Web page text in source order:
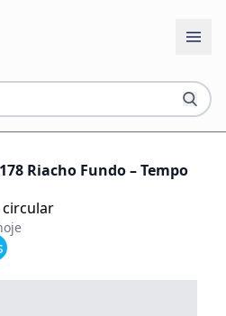
Riacho Fundo – Tempo